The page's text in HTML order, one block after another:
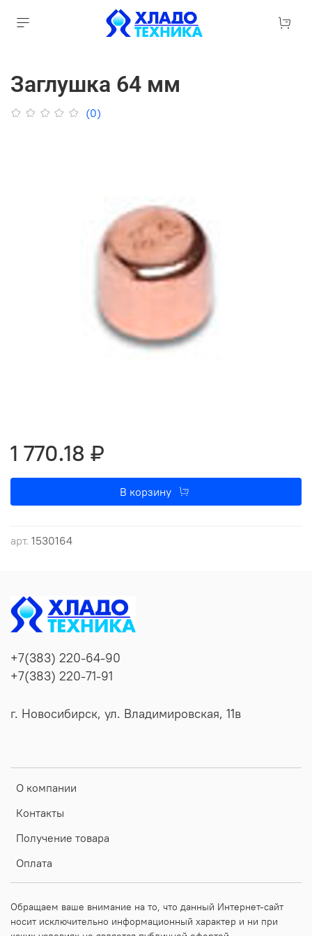
Заглушка 64 мм
(0)
арт. 1530164
1 770.18 ₽
В корзину
О компании
Контакты
Получение товара
Оплата
+7(383) 220-64-90
+7(383) 220-71-91
г. Новосибирск, ул. Владимировская, 11в
Обращаем ваше внимание на то, что данный Интернет-сайт
носит исключительно информационный характер и ни при